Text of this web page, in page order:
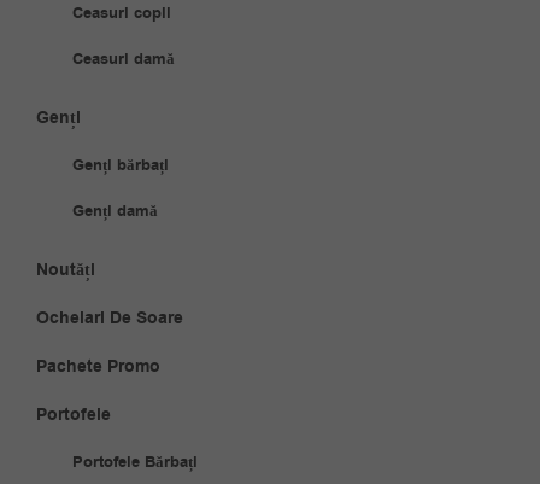
Ceasuri copii
Ceasuri damă
Genți
Genți bărbați
Genți damă
Noutăți
Ochelari De Soare
Pachete Promo
Portofele
Portofele Bărbați